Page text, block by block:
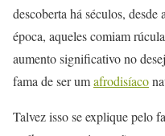
descoberta há séculos,
época, aqueles comiam
aumento significativo no
fama de ser umafrodisíaco
Talvez isso se explique pelo